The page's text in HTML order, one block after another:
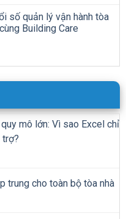
số quản lý vận hành tòa
Building Care
mô lớn: Vì sao Excel chỉ
trợ?
trung cho toàn bộ tòa nhà